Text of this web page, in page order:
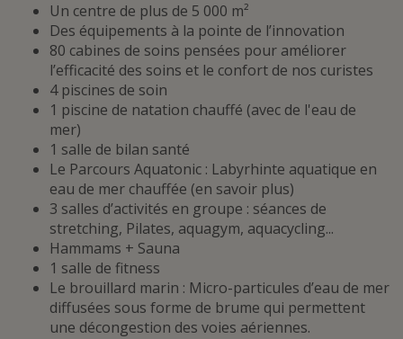
Un centre de plus de 5 000 m²
Des équipements à la pointe de l’innovation
80 cabines de soins pensées pour améliorer
l’efficacité des soins et le confort de nos curistes
4 piscines de soin
1 piscine de natation chauffé (avec de l'eau de
mer)
1 salle de bilan santé
Le Parcours Aquatonic : Labyrhinte aquatique en
eau de mer chauffée (en savoir plus)
3 salles d’activités en groupe : séances de
stretching, Pilates, aquagym, aquacycling...
Hammams + Sauna
1 salle de fitness
Le brouillard marin : Micro-particules d’eau de mer
diffusées sous forme de brume qui permettent
une décongestion des voies aériennes.